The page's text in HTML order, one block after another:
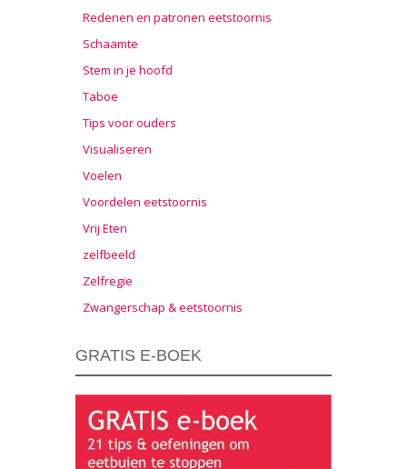
Redenen en patronen eetstoornis
Schaamte
Stem in je hoofd
Taboe
Tips voor ouders
Visualiseren
Voelen
Voordelen eetstoornis
Vrij Eten
zelfbeeld
Zelfregie
Zwangerschap & eetstoornis
GRATIS E-BOEK